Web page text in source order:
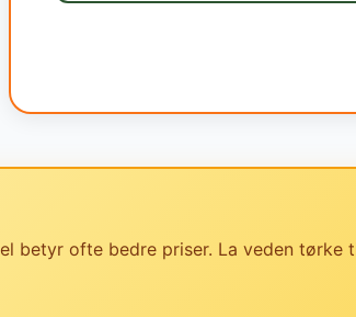
betyr ofte bedre priser. La veden